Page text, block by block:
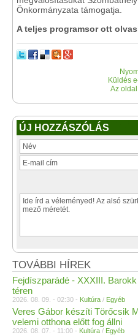
Önkormányzata támogatja.
A teljes programsor ott
Küldés
Az
ÚJ HOZZÁSZÓLÁS
TOVÁBBI HÍREK
Fejdíszparádé - XXXIII.
téren
2026. 08. 09. - 02:30 - Kultúra / Egyéb
Veres Gábor készíti Törőcsik
velemi otthona előtt fog állni
2026. 08. 07. - 11:00 - Kultúra / Egyéb